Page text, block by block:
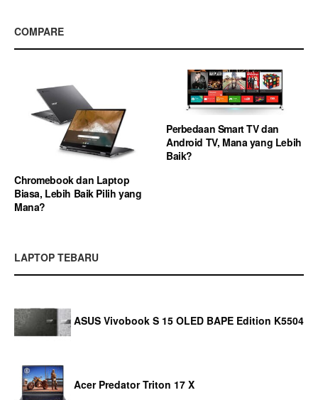
COMPARE
Chromebook dan Laptop
Biasa, Lebih Baik Pilih yang
Mana?
Perbedaan Smart TV dan
Android TV, Mana yang Lebih
Baik?
LAPTOP TEBARU
ASUS Vivobook S 15 OLED BAPE Edition K5504
Acer Predator Triton 17 X